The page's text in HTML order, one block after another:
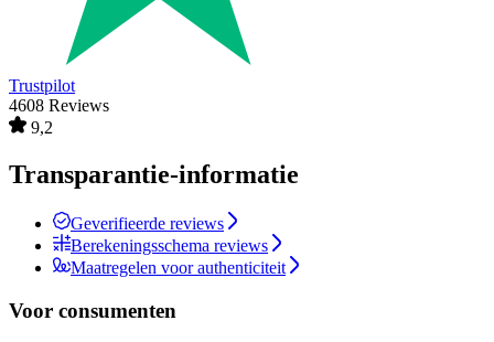
Trustpilot
4608 Reviews
9,2
Transparantie-informatie
Geverifieerde reviews
Berekeningsschema reviews
Maatregelen voor authenticiteit
Voor consumenten